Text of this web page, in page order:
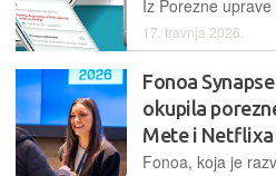
17. travnja 2026.
Fonoa
okupila
Mete i Netflixa